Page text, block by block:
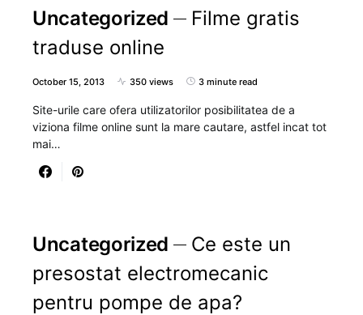
Uncategorized
Filme gratis
traduse online
October 15, 2013 350 views 3 minute read
Site-urile care ofera utilizatorilor posibilitatea de a
viziona filme online sunt la mare cautare, astfel incat tot
mai…
Uncategorized
Ce este un
presostat electromecanic
pentru pompe de apa?